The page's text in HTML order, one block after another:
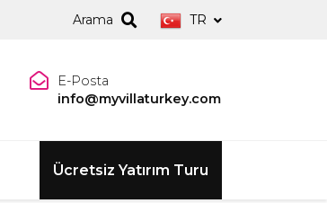
Arama TR
E-Posta
info@myvillaturkey.com
Ücretsiz Yatırım Turu